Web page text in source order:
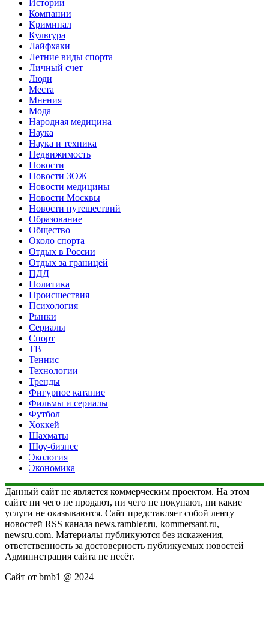
Истории
Компании
Криминал
Культура
Лайфхаки
Летние виды спорта
Личный счет
Люди
Места
Мнения
Мода
Народная медицина
Наука
Наука и техника
Недвижимость
Новости
Новости ЗОЖ
Новости медицины
Новости Москвы
Новости путешествий
Образование
Общество
Около спорта
Отдых в России
Отдых за границей
ПДД
Политика
Происшествия
Психология
Рынки
Сериалы
Спорт
ТВ
Теннис
Технологии
Тренды
Фигурное катание
Фильмы и сериалы
Футбол
Хоккей
Шахматы
Шоу-бизнес
Экология
Экономика
Данный сайт не является коммерческим проектом. На этом
сайте ни чего не продают, ни чего не покупают, ни какие
услуги не оказываются. Сайт представляет собой ленту
новостей RSS канала news.rambler.ru, kommersant.ru,
newsru.com. Материалы публикуются без искажения,
ответственность за достоверность публикуемых новостей
Администрация сайта не несёт.
Сайт от bmb1 @ 2024